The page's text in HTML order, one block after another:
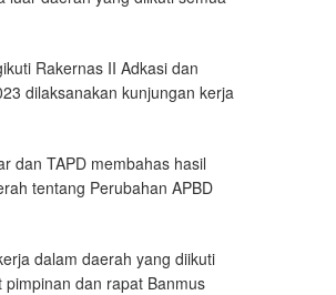
Rakernas II Adkasi dan
dilaksanakan kunjungan kerja
dan TAPD membahas hasil
tentang Perubahan APBD
dalam daerah yang diikuti
dan rapat Banmus